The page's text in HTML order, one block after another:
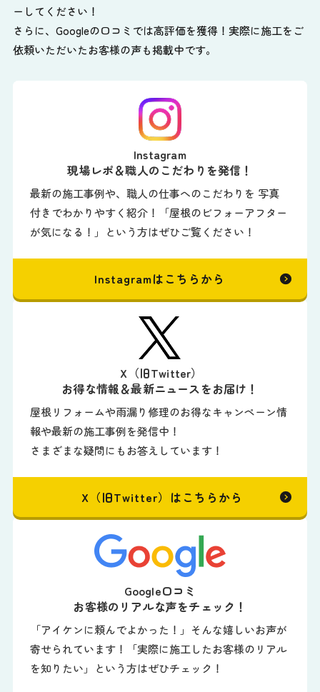
ーしてください！
さらに、Googleの口コミでは高評価を獲得！実際に施工をご
依頼いただいたお客様の声も掲載中です。
Instagram
現場レポ＆職人のこだわりを発信！
最新の施工事例や、職人の仕事へのこだわりを 写真
付きでわかりやすく紹介！「屋根のビフォーアフター
が気になる！」という方はぜひご覧ください！
Instagramはこちらから
X（旧Twitter）
お得な情報＆最新ニュースをお届け！
屋根リフォームや雨漏り修理のお得なキャンペーン情
報や最新の施工事例を発信中！
さまざまな疑問にもお答えしています！
X（旧Twitter）はこちらから
Google口コミ
お客様のリアルな声をチェック！
「アイケンに頼んでよかった！」そんな嬉しいお声が
寄せられています！「実際に施工したお客様のリアル
を知りたい」という方はぜひチェック！